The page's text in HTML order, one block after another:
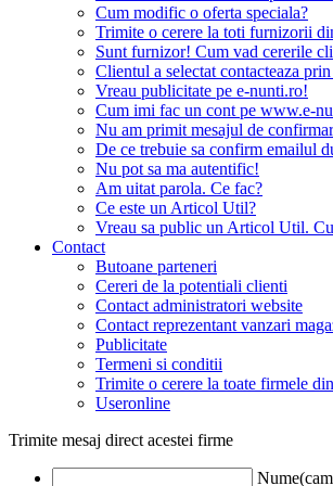
Cum modific o oferta speciala?
Trimite o cerere la toti furnizorii
Sunt furnizor! Cum vad cererile
Clientul a selectat contacteaza
Vreau publicitate pe e-nunti.ro!
Cum imi fac un cont pe www.e-
Nu am primit mesajul de
De ce trebuie sa confirm emailul
Nu pot sa ma autentific!
Am uitat parola. Ce fac?
Ce este un Articol Util?
Vreau sa public un Articol Util.
Contact
Butoane parteneri
Cereri de la potentiali clienti
Contact administratori website
Contact reprezentant vanzari
Publicitate
Termeni si conditii
Trimite o cerere la toate firmele
Useronline
Trimite mesaj direct acestei firme